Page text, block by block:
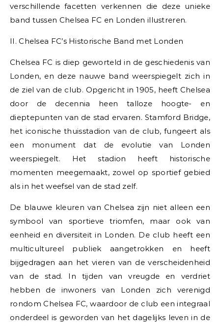
verschillende facetten verkennen die deze unieke
band tussen Chelsea FC en Londen illustreren.
II. Chelsea FC’s Historische Band met Londen
Chelsea FC is diep geworteld in de geschiedenis van
Londen, en deze nauwe band weerspiegelt zich in
de ziel van de club. Opgericht in 1905, heeft Chelsea
door de decennia heen talloze hoogte- en
dieptepunten van de stad ervaren. Stamford Bridge,
het iconische thuisstadion van de club, fungeert als
een monument dat de evolutie van Londen
weerspiegelt. Het stadion heeft historische
momenten meegemaakt, zowel op sportief gebied
als in het weefsel van de stad zelf.
De blauwe kleuren van Chelsea zijn niet alleen een
symbool van sportieve triomfen, maar ook van
eenheid en diversiteit in Londen. De club heeft een
multicultureel publiek aangetrokken en heeft
bijgedragen aan het vieren van de verscheidenheid
van de stad. In tijden van vreugde en verdriet
hebben de inwoners van Londen zich verenigd
rondom Chelsea FC, waardoor de club een integraal
onderdeel is geworden van het dagelijks leven in de